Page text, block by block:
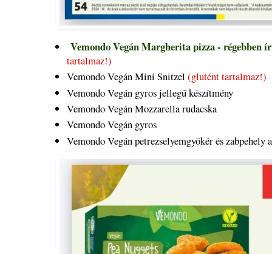
Vemondo Vegán Margherita pizza - régebben
tartalmaz!)
Vemondo Vegán Mini Snitzel (glutént tartalmaz!)
Vemondo Vegán gyros jellegű készítmény
Vemondo Vegán Mozzarella rudacska
Vemondo Vegán gyros
Vemondo Vegán petrezselyemgyökér és zabpehely